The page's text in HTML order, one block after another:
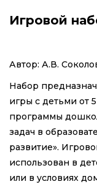
Игровой
Автор: А.В.
Набор
игры с детьми от
программы
задач в
развитие».
использован в
или в условиях